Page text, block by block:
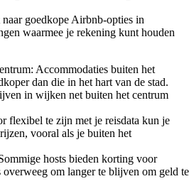
goedkope Airbnb-opties in
waarmee je rekening kunt houden
Accommodaties buiten het
dan die in het hart van de stad.
in wijken net buiten het centrum
flexibel te zijn met je reisdata kun je
vooral als je buiten het
hosts bieden korting voor
om langer te blijven om geld te